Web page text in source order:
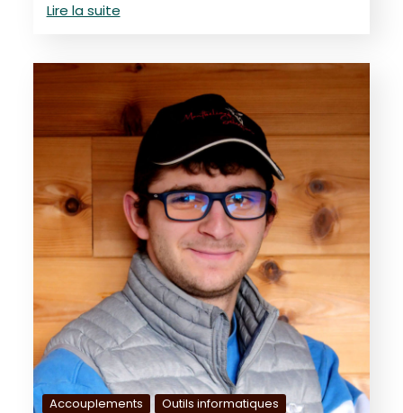
Lire la suite
Accouplements
Outils informatiques